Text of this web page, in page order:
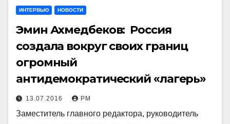
ИНТЕРВЬЮ НОВОСТИ
Эмин Ахмедбеков: Россия
создала вокруг своих границ
огромный
антидемократический «лагерь»
13.07.2016 РМ
Заместитель главного редактора, руководитель